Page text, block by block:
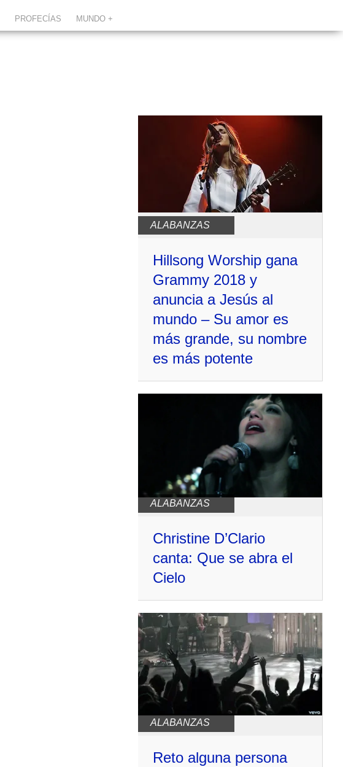
PROFECÍAS MUNDO +
ALABANZAS
Hillsong Worship gana
Grammy 2018 y
anuncia a Jesús al
mundo – Su amor es
más grande, su nombre
es más potente
ALABANZAS
Christine D’Clario
canta: Que se abra el
Cielo
ALABANZAS
Reto alguna persona